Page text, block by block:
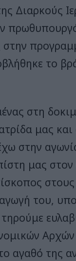
Διαρκούς
το
στη
μας
στην
μας στον
του,
Αρχών
αγαθό της